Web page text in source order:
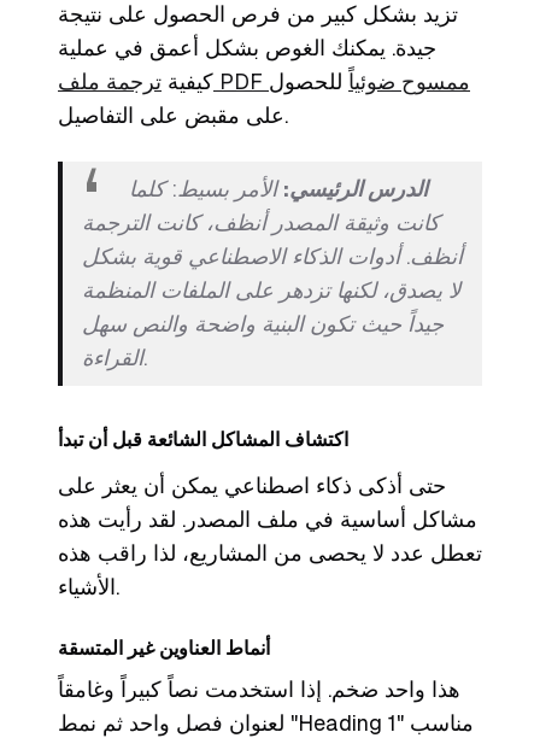
تزيد بشكل كبير من فرص الحصول على نتيجة
جيدة. يمكنك الغوص بشكل أعمق في عملية
كيفية
ترجمة ملف PDF ممسوح ضوئياً للحصول
على مقبض على التفاصيل.
الدرس الرئيسي:الأمر بسيط: كلما
كانت وثيقة المصدر أنظف، كانت الترجمة
أنظف. أدوات الذكاء الاصطناعي قوية بشكل
لا يصدق، لكنها تزدهر على الملفات المنظمة
جيداً حيث تكون البنية واضحة والنص سهل
القراءة.
اكتشاف المشاكل الشائعة قبل أن تبدأ
حتى أذكى ذكاء اصطناعي يمكن أن يعثر على
مشاكل أساسية في ملف المصدر. لقد رأيت هذه
تعطل عدد لا يحصى من المشاريع، لذا راقب هذه
الأشياء.
أنماط العناوين غير المتسقة
هذا واحد ضخم. إذا استخدمت نصاً كبيراً وغامقاً
لعنوان فصل واحد ثم نمط "Heading 1" مناسب